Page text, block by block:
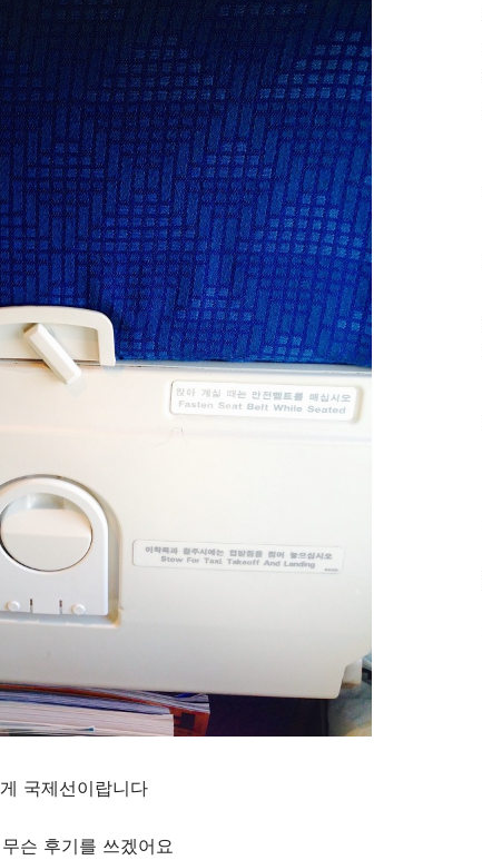
국제선이랍니다
슨 후기를 쓰겠어요